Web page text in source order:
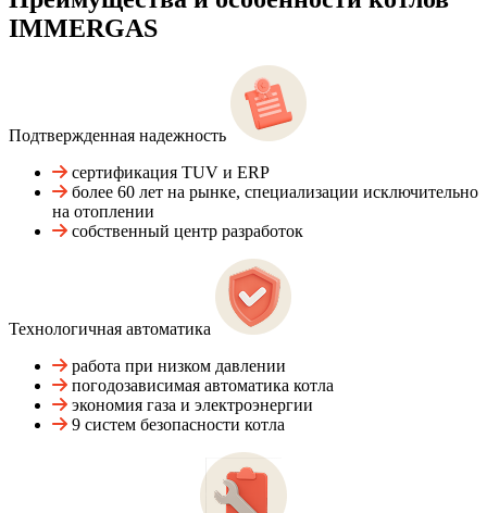
IMMERGAS
Подтвержденная надежность
сертификация TUV и ERP
более 60 лет на рынке, специализации исключительно
на отоплении
собственный центр разработок
Технологичная автоматика
работа при низком давлении
погодозависимая автоматика котла
экономия газа и электроэнергии
9 систем безопасности котла